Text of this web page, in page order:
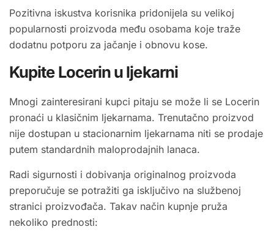
Pozitivna iskustva korisnika pridonijela su velikoj
popularnosti proizvoda među osobama koje traže
dodatnu potporu za jačanje i obnovu kose.
Kupite Locerin u ljekarni
Mnogi zainteresirani kupci pitaju se može li se Locerin
pronaći u klasičnim ljekarnama. Trenutačno proizvod
nije dostupan u stacionarnim ljekarnama niti se prodaje
putem standardnih maloprodajnih lanaca.
Radi sigurnosti i dobivanja originalnog proizvoda
preporučuje se potražiti ga isključivo na službenoj
stranici proizvođača. Takav način kupnje pruža
nekoliko prednosti: